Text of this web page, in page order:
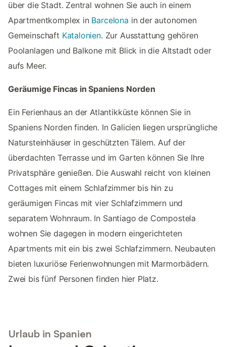
über die Stadt. Zentral wohnen Sie auch in einem
Apartmentkomplex in Barcelona in der autonomen
Gemeinschaft Katalonien. Zur Ausstattung gehören
Poolanlagen und Balkone mit Blick in die Altstadt oder
aufs Meer.
Geräumige Fincas in Spaniens Norden
Ein Ferienhaus an der Atlantikküste können Sie in
Spaniens Norden finden. In Galicien liegen ursprüngliche
Natursteinhäuser in geschützten Tälern. Auf der
überdachten Terrasse und im Garten können Sie Ihre
Privatsphäre genießen. Die Auswahl reicht von kleinen
Cottages mit einem Schlafzimmer bis hin zu
geräumigen Fincas mit vier Schlafzimmern und
separatem Wohnraum. In Santiago de Compostela
wohnen Sie dagegen in modern eingerichteten
Apartments mit ein bis zwei Schlafzimmern. Neubauten
bieten luxuriöse Ferienwohnungen mit Marmorbädern.
Zwei bis fünf Personen finden hier Platz.
Urlaub in Spanien